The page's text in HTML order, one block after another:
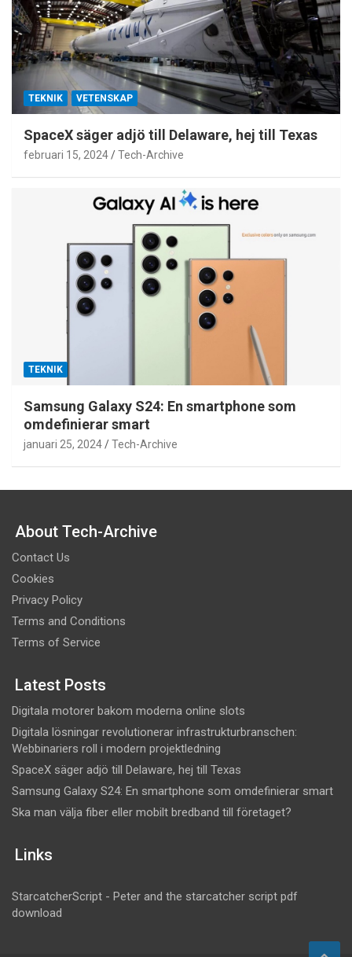
TEKNIK VETENSKAP
SpaceX säger adjö till Delaware, hej till Texas
februari 15, 2024 Tech-Archive
TEKNIK
Samsung Galaxy S24: En smartphone som
omdefinierar smart
januari 25, 2024 Tech-Archive
About Tech-Archive
Contact Us
Cookies
Privacy Policy
Terms and Conditions
Terms of Service
Latest Posts
Digitala motorer bakom moderna online slots
Digitala lösningar revolutionerar infrastrukturbranschen:
Webbinariers roll i modern projektledning
SpaceX säger adjö till Delaware, hej till Texas
Samsung Galaxy S24: En smartphone som omdefinierar smart
Ska man välja fiber eller mobilt bredband till företaget?
Links
StarcatcherScript - Peter and the starcatcher script pdf
download